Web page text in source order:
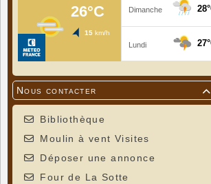

Nous contacter
Bibliothèque
Moulin à vent Visites
Déposer une annonce
Four de La Sotte